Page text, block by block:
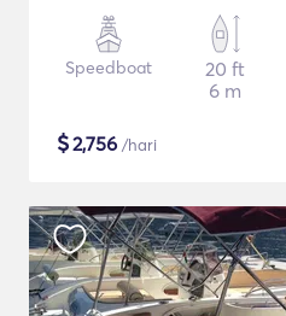
Speedboat
20 ft
6 m
$2,756 /hari